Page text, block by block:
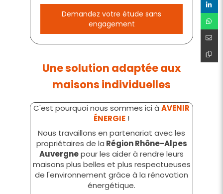
Demandez votre étude sans
engagement
Une solution adaptée aux
maisons individuelles
C'est pourquoi nous sommes ici à AVENIR
ÉNERGIE !
Nous travaillons en partenariat avec les
propriétaires de la Région Rhône-Alpes
Auvergnepour les aider à rendre leurs
maisons plus belles et plus respectueuses
de l'environnement grâce à la rénovation
énergétique.